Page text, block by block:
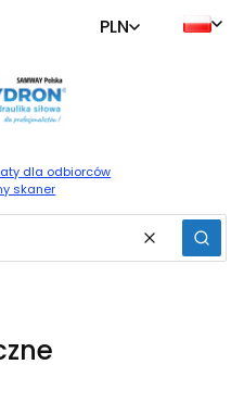
PLN
dla odbiorców
skaner
Wyczyść